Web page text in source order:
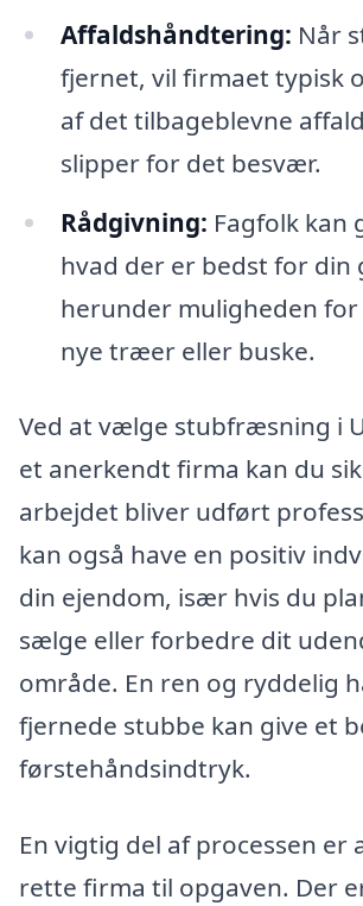
Affaldshåndtering: Når
fjernet, vil firmaet typisk
af det tilbageblevne
slipper for det besvær.
Rådgivning: Fagfolk kan
hvad der er bedst for din
herunder muligheden
nye træer eller buske.
Ved at vælge stubfræsning i
et anerkendt firma kan du
arbejdet bliver udført
kan også have en positiv
din ejendom, især hvis du
sælge eller forbedre dit
område. En ren og ryddelig
fjernede stubbe kan give et
førstehåndsindtryk.
En vigtig del af processen er
rette firma til opgaven. Der